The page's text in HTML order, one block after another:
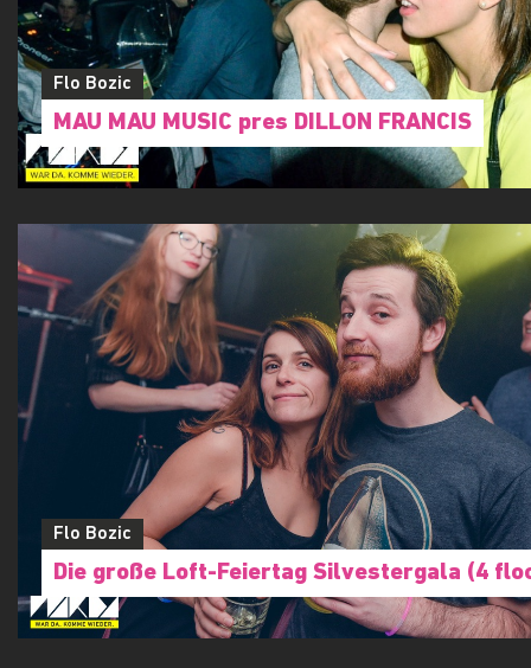
Flo Bozic
MAU MAU MUSIC pres DILLON FRANCIS
Flo Bozic
Die große Loft-Feiertag Silvestergala (4